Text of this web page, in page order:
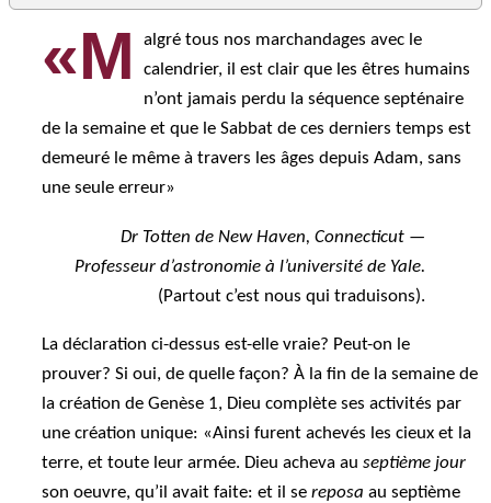
«M
algré tous nos marchandages avec le
calendrier, il est clair que les êtres humains
n’ont jamais perdu la séquence septénaire
de la semaine et que le Sabbat de ces derniers temps est
demeuré le même à travers les âges depuis Adam, sans
une seule erreur»
Dr Totten de New Haven, Connecticut —
Professeur d’astronomie à l’université de Yale.
(Partout c’est nous qui traduisons).
La déclaration ci-dessus est-elle vraie? Peut-on le
prouver? Si oui, de quelle façon? À la fin de la semaine de
la création de Genèse 1, Dieu complète ses activités par
une création unique: «Ainsi furent achevés les cieux et la
terre, et toute leur armée. Dieu acheva auseptième jour
son oeuvre, qu’il avait faite: et il sereposa au septième